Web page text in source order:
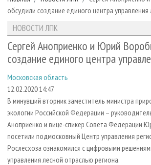
РУБРИКИ ЖУРНАЛА
ЛЕСОЗАГОТОВКА
ЛЕСОПИЛЕНИЕ
СУШКА ДРЕВЕСИНЫ
ПРОИЗВОДСТВО ДРЕВЕСНЫХ ПЛИТ
ДЕРЕВЯННОЕ ДОМОСТРОЕНИЕ
ПРОИЗВОДСТВО МЕБЕЛИ
БИОЭНЕРГЕТИКА
НОВОСТИ
НОВОСТИ ЛПК
НОВОСТИ ЖУРНАЛА
ПРОЕКТЫ ЛПИ
АНАЛИТИКА
ПРЕДПРИЯТИЯ ЛПК
ПЕРСОНЫ
МОБИЛЬНЫЕ ВЫСТАВКИ
ОФИЦИАЛЬНЫЕ ДЕЛЕГАЦИИ
ПРИОРИТЕТНЫЕ ИНВЕСТПРОЕКТЫ
RUSSIAN FORESTRY REVIEW
АРХИВ
АРХИВ ЖУРНАЛОВ
О ЖУРНАЛЕ
ПОДПИСКА
КОНТАКТЫ
РЕКЛАМОДАТЕЛЯМ
РЕКЛАМА
РЕКЛАМА НА САЙТЕ
обсудили создание единого центра управления
НОВОСТИ ЛПК
Сергей Аноприенко и Юрий
создание единого центра
Московская область
12.02.2020 14:47
В минувший вторник заместитель министра
экологии Российской Федерации –
Аноприенко и вице-спикер Совета Федерации
посетили подмосковный Центр управления
Рослесхоза ознакомился с цифровыми
управления лесной отраслью региона.